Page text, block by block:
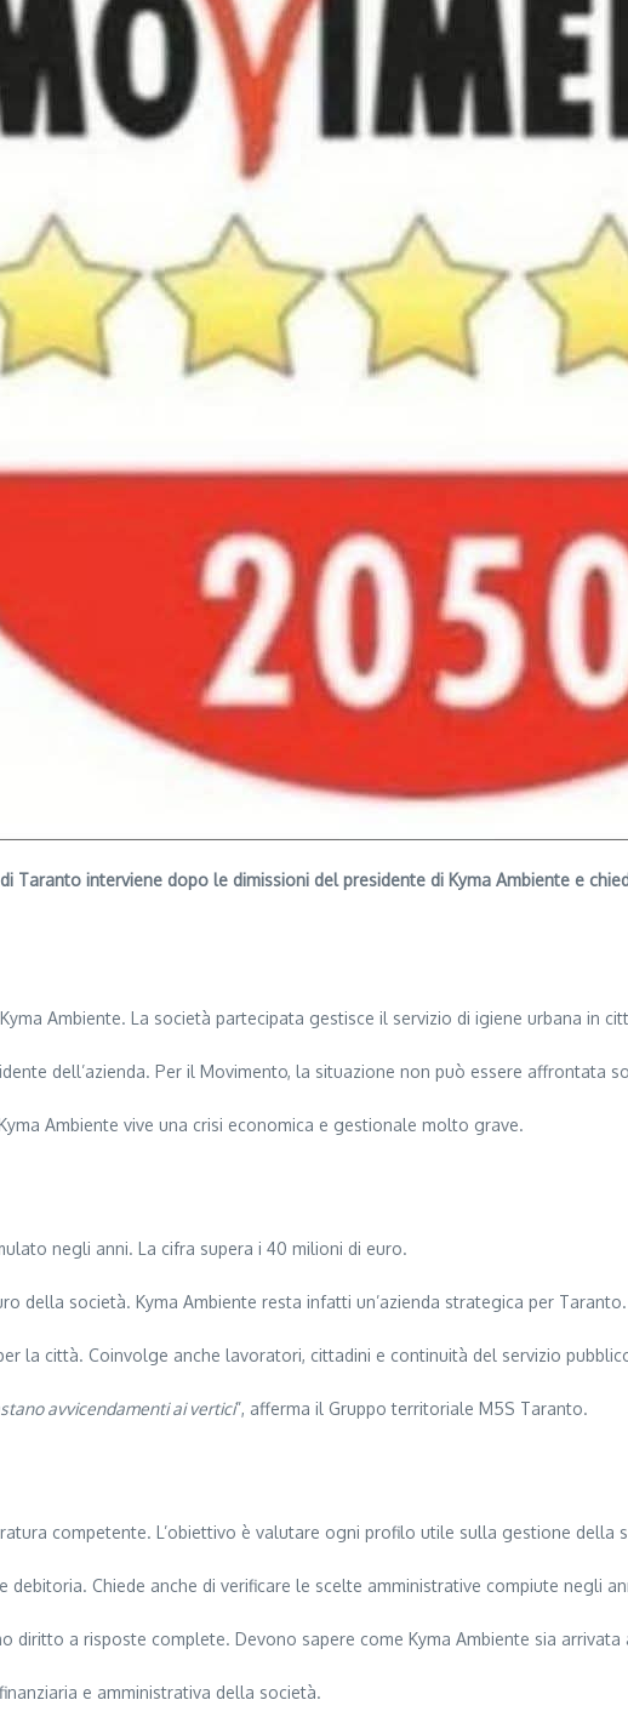
Taranto interviene dopo le dimissioni del presidente di Kyma Ambiente e
Ambiente. La società partecipata gestisce il servizio di igiene urbana in
dell’azienda. Per il Movimento, la situazione non può essere affrontata
Ambiente vive una crisi economica e gestionale molto grave.
negli anni. La cifra supera i 40 milioni di euro.
della società. Kyma Ambiente resta infatti un’azienda strategica per Taranto.
la città. Coinvolge anche lavoratori, cittadini e continuità del servizio
avvicendamenti ai vertici”, afferma il Gruppo territoriale M5S Taranto.
competente. L’obiettivo è valutare ogni profilo utile sulla gestione della
debitoria. Chiede anche di verificare le scelte amministrative compiute negli
diritto a risposte complete. Devono sapere come Kyma Ambiente sia arrivata
e amministrativa della società.